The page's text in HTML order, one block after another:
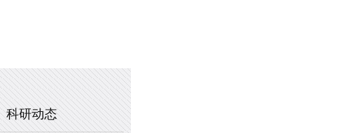
科研动态